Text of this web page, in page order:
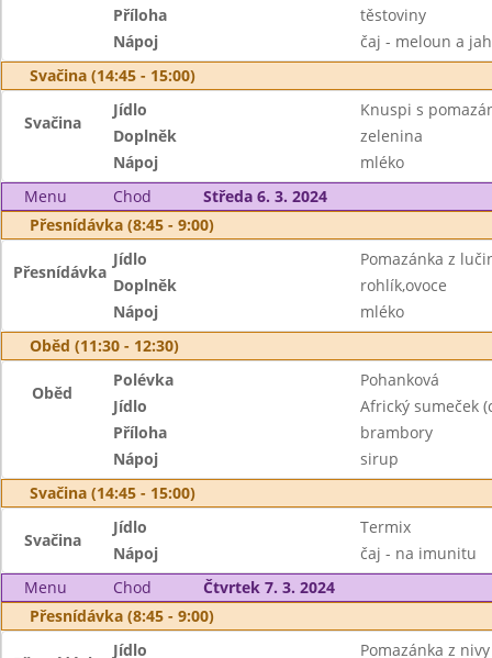
Příloha
těstoviny
Nápoj
čaj - meloun a
Svačina (14:45 - 15:00)
Svačina
Jídlo
Knuspi s
Doplněk
zelenina
Nápoj
mléko
Menu
Chod
Středa 6. 3. 2024
Přesnídávka (8:45 - 9:00)
Přesnídávka
Jídlo
Pomazánka z
Doplněk
rohlík,ovoce
Nápoj
mléko
Oběd (11:30 - 12:30)
Oběd
Polévka
Pohanková
Jídlo
Africký sumeček
Příloha
brambory
Nápoj
sirup
Svačina (14:45 - 15:00)
Svačina
Jídlo
Termix
Nápoj
čaj - na imunitu
Menu
Chod
Čtvrtek 7. 3. 2024
Přesnídávka (8:45 - 9:00)
Jídlo
Pomazánka z nivy